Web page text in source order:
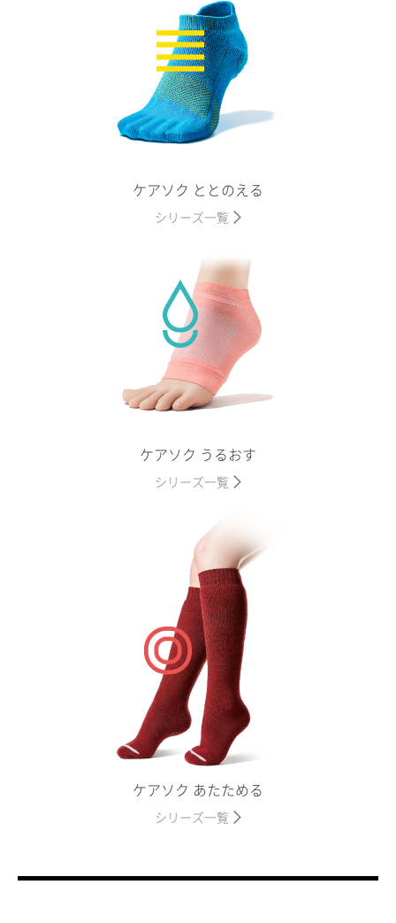
ケアソク ととのえる
シリーズ一覧
ケアソク うるおす
シリーズ一覧
ケアソク あたためる
シリーズ一覧